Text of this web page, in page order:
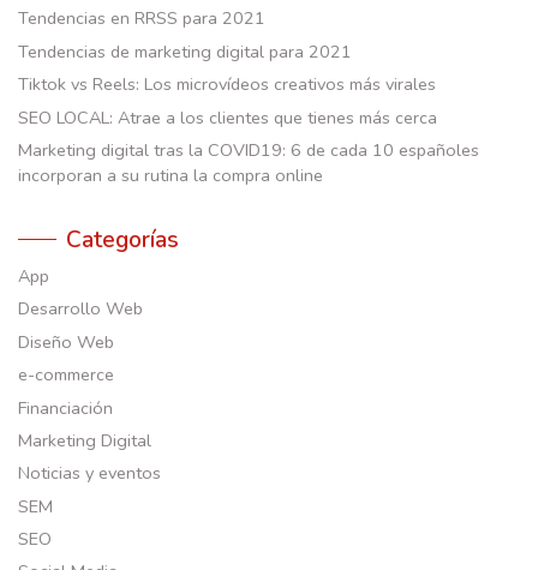
Tendencias en RRSS para 2021
Tendencias de marketing digital para 2021
Tiktok vs Reels: Los microvídeos creativos más virales
SEO LOCAL: Atrae a los clientes que tienes más cerca
Marketing digital tras la COVID19: 6 de cada 10 españoles
incorporan a su rutina la compra online
Categorías
App
Desarrollo Web
Diseño Web
e-commerce
Financiación
Marketing Digital
Noticias y eventos
SEM
SEO